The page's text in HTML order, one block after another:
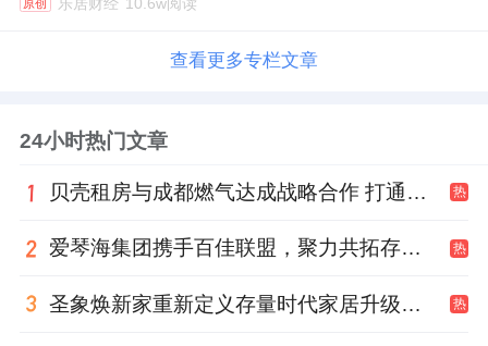
原创
查看更多专栏文章
24小时热门文章
贝壳租房与成都燃气达成战略合作 打通安全巡检“最后一米” 热
爱琴海集团携手百佳联盟，聚力共拓存量商业新赛道 热
圣象焕新家重新定义存量时代家居升级逻辑，筑牢说换就换的底气！ 热